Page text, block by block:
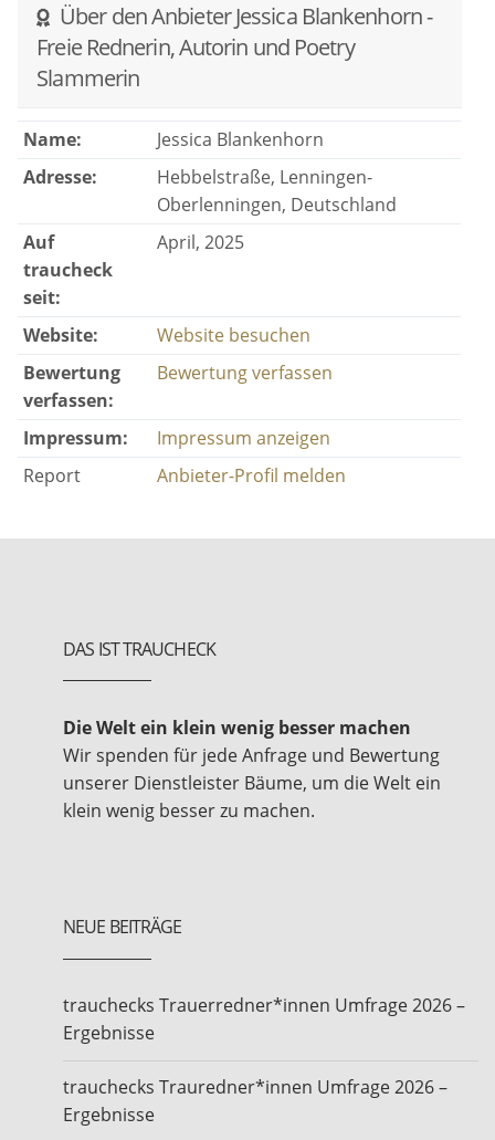
Über den Anbieter Jessica Blankenhorn -
Freie Rednerin, Autorin und Poetry
Slammerin
Name:
Jessica Blankenhorn
Adresse:
Hebbelstraße, Lenningen-
Oberlenningen, Deutschland
Auf
traucheck
seit:
April, 2025
Website:
Website besuchen
Bewertung
verfassen:
Bewertung verfassen
Impressum:
Impressum anzeigen
Report
Anbieter-Profil melden
DAS IST TRAUCHECK
Die Welt ein klein wenig besser machen
Wir spenden für jede Anfrage und Bewertung
unserer Dienstleister Bäume, um die Welt ein
klein wenig besser zu machen.
NEUE BEITRÄGE
trauchecks Trauerredner*innen Umfrage 2026 –
Ergebnisse
trauchecks Trauredner*innen Umfrage 2026 –
Ergebnisse